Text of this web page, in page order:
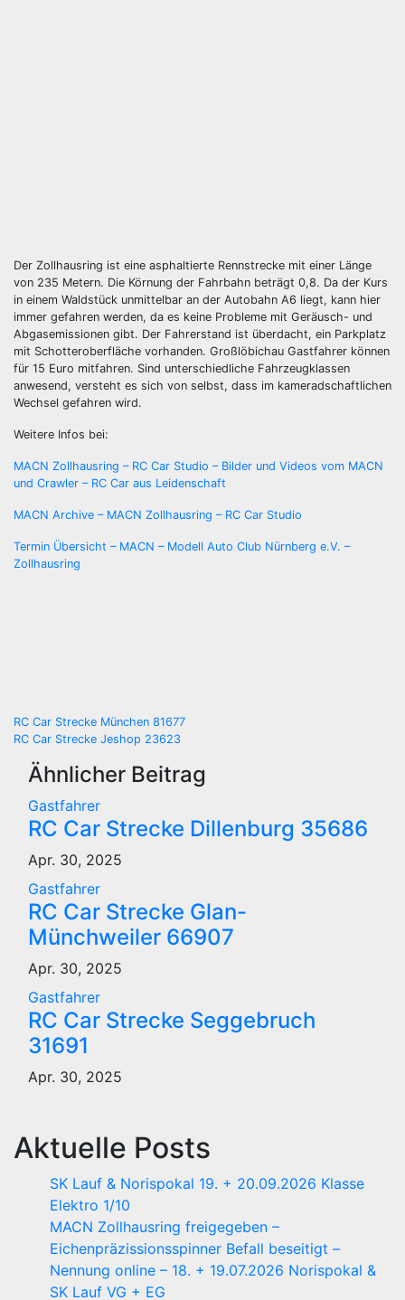
Der Zollhausring ist eine asphaltierte Rennstrecke mit einer Länge
von 235 Metern. Die Körnung der Fahrbahn beträgt 0,8. Da der Kurs
in einem Waldstück unmittelbar an der Autobahn A6 liegt, kann hier
immer gefahren werden, da es keine Probleme mit Geräusch- und
Abgasemissionen gibt. Der Fahrerstand ist überdacht, ein Parkplatz
mit Schotteroberfläche vorhanden. Großlöbichau Gastfahrer können
für 15 Euro mitfahren. Sind unterschiedliche Fahrzeugklassen
anwesend, versteht es sich von selbst, dass im kameradschaftlichen
Wechsel gefahren wird.
Weitere Infos bei:
MACN Zollhausring – RC Car Studio – Bilder und Videos vom MACN
und Crawler – RC Car aus Leidenschaft
MACN Archive – MACN Zollhausring – RC Car Studio
Termin Übersicht – MACN – Modell Auto Club Nürnberg e.V. –
Zollhausring
Beitragsnavigation
RC Car Strecke München 81677
RC Car Strecke Jeshop 23623
Ähnlicher Beitrag
Gastfahrer
RC Car Strecke Dillenburg 35686
Apr. 30, 2025
Gastfahrer
RC Car Strecke Glan-
Münchweiler 66907
Apr. 30, 2025
Gastfahrer
RC Car Strecke Seggebruch
31691
Apr. 30, 2025
Aktuelle Posts
SK Lauf & Norispokal 19. + 20.09.2026 Klasse
Elektro 1/10
MACN Zollhausring freigegeben –
Eichenpräzissionsspinner Befall beseitigt –
Nennung online – 18. + 19.07.2026 Norispokal &
SK Lauf VG + EG